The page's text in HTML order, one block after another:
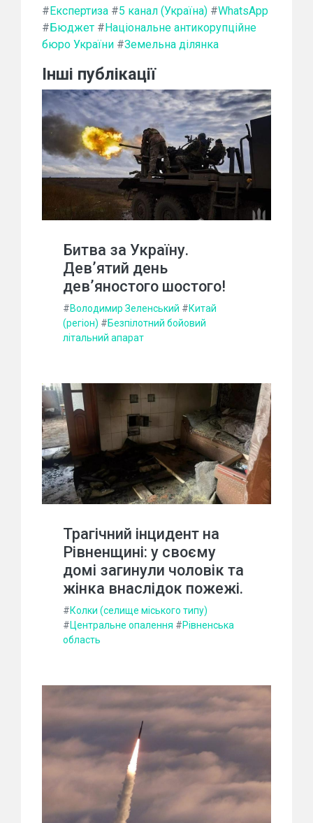
#Експертиза #5 канал (Україна) #WhatsApp
#Бюджет #Національне антикорупційне
бюро України #Земельна ділянка
Інші публікації
Битва за Україну.
Дев’ятий день
дев’яностого шостого!
#Володимир Зеленський #Китай
(регіон) #Безпілотний бойовий
літальний апарат
Трагічний інцидент на
Рівненщині: у своєму
домі загинули чоловік та
жінка внаслідок пожежі.
#Колки (селище міського типу)
#Центральне опалення #Рівненська
область